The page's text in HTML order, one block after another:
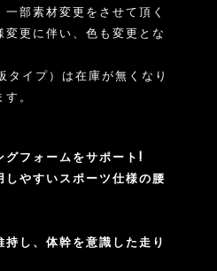
部素材変更をさせて頂く
変更に伴い、色も変更とな
イプ）は在庫が無くなり
。
グフォームをサポート!
しやすいスポーツ仕様の腰
持し、体幹を意識した走り